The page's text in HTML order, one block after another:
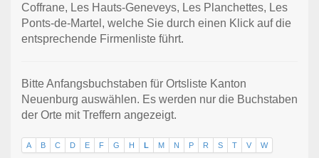
Coffrane, Les Hauts-Geneveys, Les Planchettes, Les
Ponts-de-Martel, welche Sie durch einen Klick auf die
entsprechende Firmenliste führt.
Bitte Anfangsbuchstaben für Ortsliste Kanton
Neuenburg auswählen. Es werden nur die Buchstaben
der Orte mit Treffern angezeigt.
A B C D E F G H L M N P R S T V W